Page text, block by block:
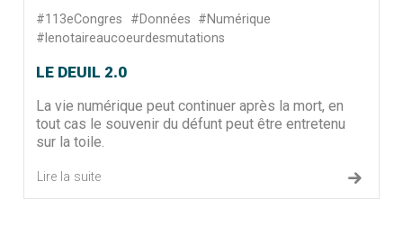
#113eCongres #Données #Numérique
#lenotaireaucoeurdesmutations
LE DEUIL 2.0
La vie numérique peut continuer après la mort, en
tout cas le souvenir du défunt peut être entretenu
sur la toile.
Lire la suite